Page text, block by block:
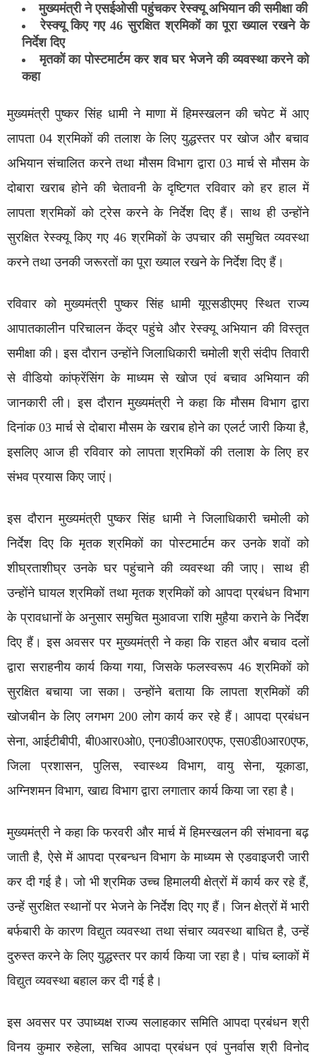
मुख्यमंत्री ने एसईओसी पहुंचकर रेस्क्यू अभियान की समीक्षा की
रेस्क्यू किए गए 46 सुरक्षित श्रमिकों का पूरा ख्याल रखने के
निर्देश दिए
मृतकों का पोस्टमार्टम कर शव घर भेजने की व्यवस्था करने को
कहा
मुख्यमंत्री पुष्कर सिंह धामी ने माणा में हिमस्खलन की चपेट में आए
लापता 04 श्रमिकों की तलाश के लिए युद्धस्तर पर खोज और बचाव
अभियान संचालित करने तथा मौसम विभाग द्वारा 03 मार्च से मौसम के
दोबारा खराब होने की चेतावनी के दृष्टिगत रविवार को हर हाल में
लापता श्रमिकों को ट्रेस करने के निर्देश दिए हैं। साथ ही उन्होंने
सुरक्षित रेस्क्यू किए गए 46 श्रमिकों के उपचार की समुचित व्यवस्था
करने तथा उनकी जरूरतों का पूरा ख्याल रखने के निर्देश दिए हैं।
रविवार को मुख्यमंत्री पुष्कर सिंह धामी यूएसडीएमए स्थित राज्य
आपातकालीन परिचालन केंद्र पहुंचे और रेस्क्यू अभियान की विस्तृत
समीक्षा की। इस दौरान उन्होंने जिलाधिकारी चमोली श्री संदीप तिवारी
से वीडियो कांफ्रेंसिंग के माध्यम से खोज एवं बचाव अभियान की
जानकारी ली। इस दौरान मुख्यमंत्री ने कहा कि मौसम विभाग द्वारा
दिनांक 03 मार्च से दोबारा मौसम के खराब होने का एलर्ट जारी किया है,
इसलिए आज ही रविवार को लापता श्रमिकों की तलाश के लिए हर
संभव प्रयास किए जाएं।
इस दौरान मुख्यमंत्री पुष्कर सिंह धामी ने जिलाधिकारी चमोली को
निर्देश दिए कि मृतक श्रमिकों का पोस्टमार्टम कर उनके शवों को
शीघ्रताशीघ्र उनके घर पहुंचाने की व्यवस्था की जाए। साथ ही
उन्होंने घायल श्रमिकों तथा मृतक श्रमिकों को आपदा प्रबंधन विभाग
के प्रावधानों के अनुसार समुचित मुआवजा राशि मुहैया कराने के निर्देश
दिए हैं। इस अवसर पर मुख्यमंत्री ने कहा कि राहत और बचाव दलों
द्वारा सराहनीय कार्य किया गया, जिसके फलस्वरूप 46 श्रमिकों को
सुरक्षित बचाया जा सका। उन्होंने बताया कि लापता श्रमिकों की
खोजबीन के लिए लगभग 200 लोग कार्य कर रहे हैं। आपदा प्रबंधन
सेना, आईटीबीपी, बी0आर0ओ0, एन0डी0आर0एफ, एस0डी0आर0एफ,
जिला प्रशासन, पुलिस, स्वास्थ्य विभाग, वायु सेना, यूकाडा,
अग्निशमन विभाग, खाद्य विभाग द्वारा लगातार कार्य किया जा रहा है।
मुख्यमंत्री ने कहा कि फरवरी और मार्च में हिमस्खलन की संभावना बढ़
जाती है, ऐसे में आपदा प्रबन्धन विभाग के माध्यम से एडवाइजरी जारी
कर दी गई है। जो भी श्रमिक उच्च हिमालयी क्षेत्रों में कार्य कर रहे हैं,
उन्हें सुरक्षित स्थानों पर भेजने के निर्देश दिए गए हैं। जिन क्षेत्रों में भारी
बर्फबारी के कारण विद्युत व्यवस्था तथा संचार व्यवस्था बाधित है, उन्हें
दुरुस्त करने के लिए युद्धस्तर पर कार्य किया जा रहा है। पांच ब्लाकों में
विद्युत व्यवस्था बहाल कर दी गई है।
इस अवसर पर उपाध्यक्ष राज्य सलाहकार समिति आपदा प्रबंधन श्री
विनय कुमार रुहेला, सचिव आपदा प्रबंधन एवं पुनर्वास श्री विनोद